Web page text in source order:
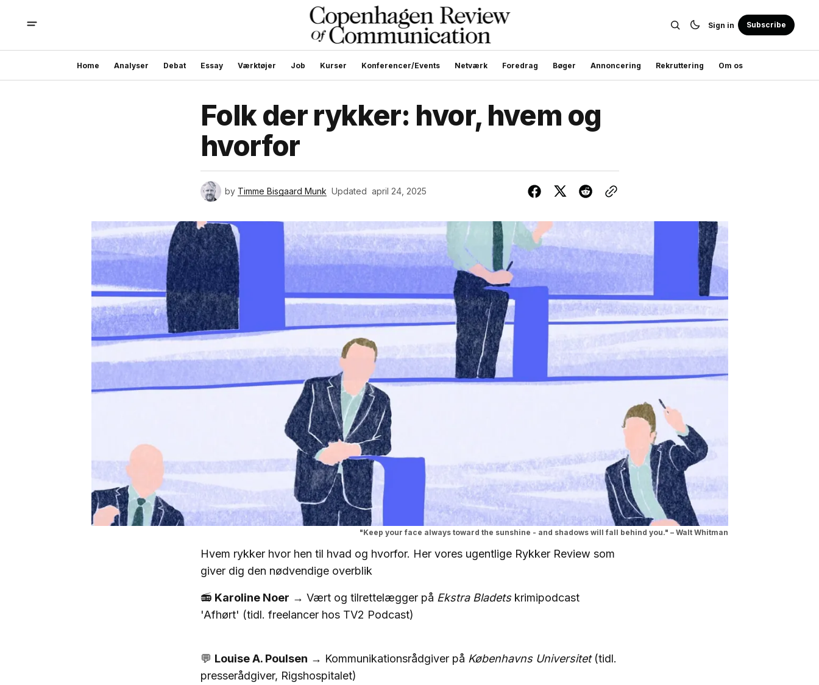
Sign in Subscribe
Home Analyser Debat Essay Værktøjer Job Kurser Konferencer/Events Netværk Foredrag Bøger Annoncering Rekruttering Om os
Folk der rykker: hvor, hvem og
hvorfor
by Timme Bisgaard Munk Updated april 24, 2025
"Keep your face always toward the sunshine - and shadows will fall behind you." – Walt Whitman
Hvem rykker hvor hen til hvad og hvorfor. Her vores ugentlige Rykker Review som
giver dig den nødvendige overblik
​📻 Karoline Noer → Vært og tilrettelægger på Ekstra Bladetskrimipodcast
'Afhørt' (tidl. freelancer hos TV2 Podcast)
💬 Louise A. Poulsen → Kommunikationsrådgiver på Københavns Universitet(tidl.
presserådgiver, Rigshospitalet)